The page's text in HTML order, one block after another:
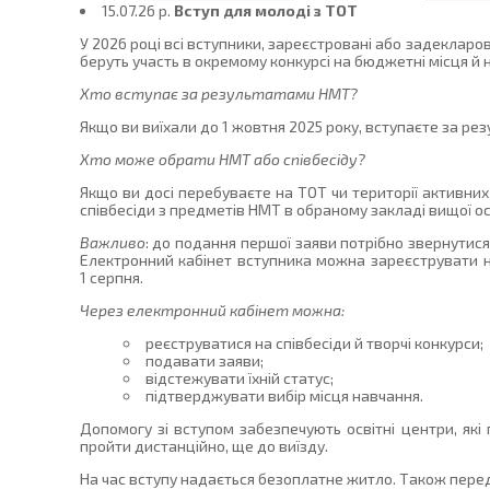
15.07.26 p. Вступ для молоді з ТОТ
У 2026 році всі вступники, зареєстровані або
беруть участь в окремому конкурсі на бюджетні місця
Хто вступає за результатами НМТ?
Якщо ви виїхали до 1 жовтня 2025 року, вступаєте за
Хто може обрати НМТ або співбесіду?
Якщо ви досі перебуваєте на ТОТ чи території
співбесіди з предметів НМТ в обраному закладі вищої
Важливо: до подання першої заяви потрібно
Електронний кабінет вступника можна
1 серпня.
Через електронний кабінет можна:
реєструватися на співбесіди й творчі конкурси;
подавати заяви;
відстежувати їхній статус;
підтверджувати вибір місця навчання.
Допомогу зі вступом забезпечують освітні центри,
пройти дистанційно, ще до виїзду.
На час вступу надається безоплатне житло. Також